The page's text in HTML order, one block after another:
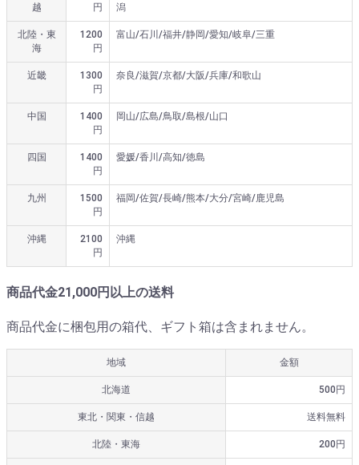
越
円
潟
北陸・東
海
1200
円
富山/石川/福井/静岡/愛知/岐阜/三重
近畿
1300
円
奈良/滋賀/京都/大阪/兵庫/和歌山
中国
1400
円
岡山/広島/鳥取/島根/山口
四国
1400
円
愛媛/香川/高知/徳島
九州
1500
円
福岡/佐賀/長崎/熊本/大分/宮崎/鹿児島
沖縄
2100
円
沖縄
商品代金21,000円以上の送料
商品代金に梱包用の箱代、ギフト箱は含まれません。
地域 金額
北海道 500円
東北・関東・信越 送料無料
北陸・東海 200円